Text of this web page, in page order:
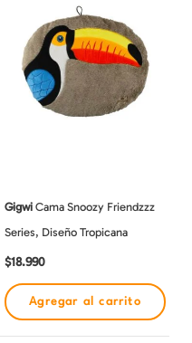
Gigwi Cama Snoozy Friendzzz
Series, Diseño Tropicana
$18.990
Agregar al carrito